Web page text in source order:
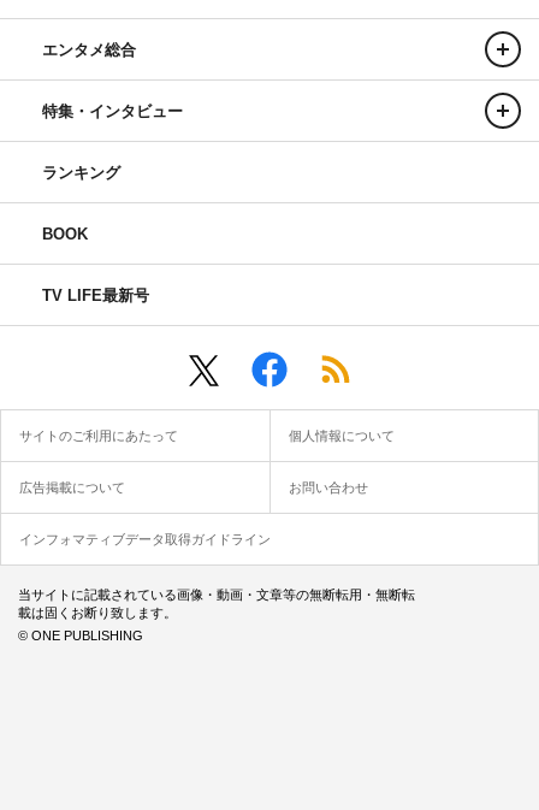
エンタメ総合
特集・インタビュー
ランキング
BOOK
TV LIFE最新号
サイトのご利用にあたって 個人情報について
広告掲載について お問い合わせ
インフォマティブデータ取得ガイドライン
当サイトに記載されている画像・動画・文章等の無断転用・無断転
載は固くお断り致します。
© ONE PUBLISHING